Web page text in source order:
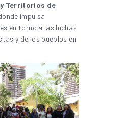
Territorios de
impulsa
en torno a las luchas
y de los pueblos en